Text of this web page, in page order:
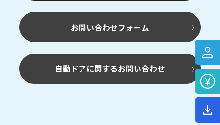
お問い合わせフォーム
自動ドアに関するお問い合わせ